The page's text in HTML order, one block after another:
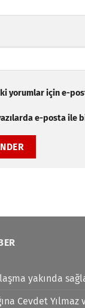
yorumlar için e-
e-posta ile
yakında
Cevdet